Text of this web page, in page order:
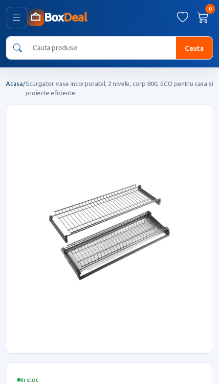
BoxDeal
0
Cauta
Acasa/Scurgator vase incorporabil, 2 nivele, corp 800, ECO pentru casa si
proiecte eficiente
In stoc